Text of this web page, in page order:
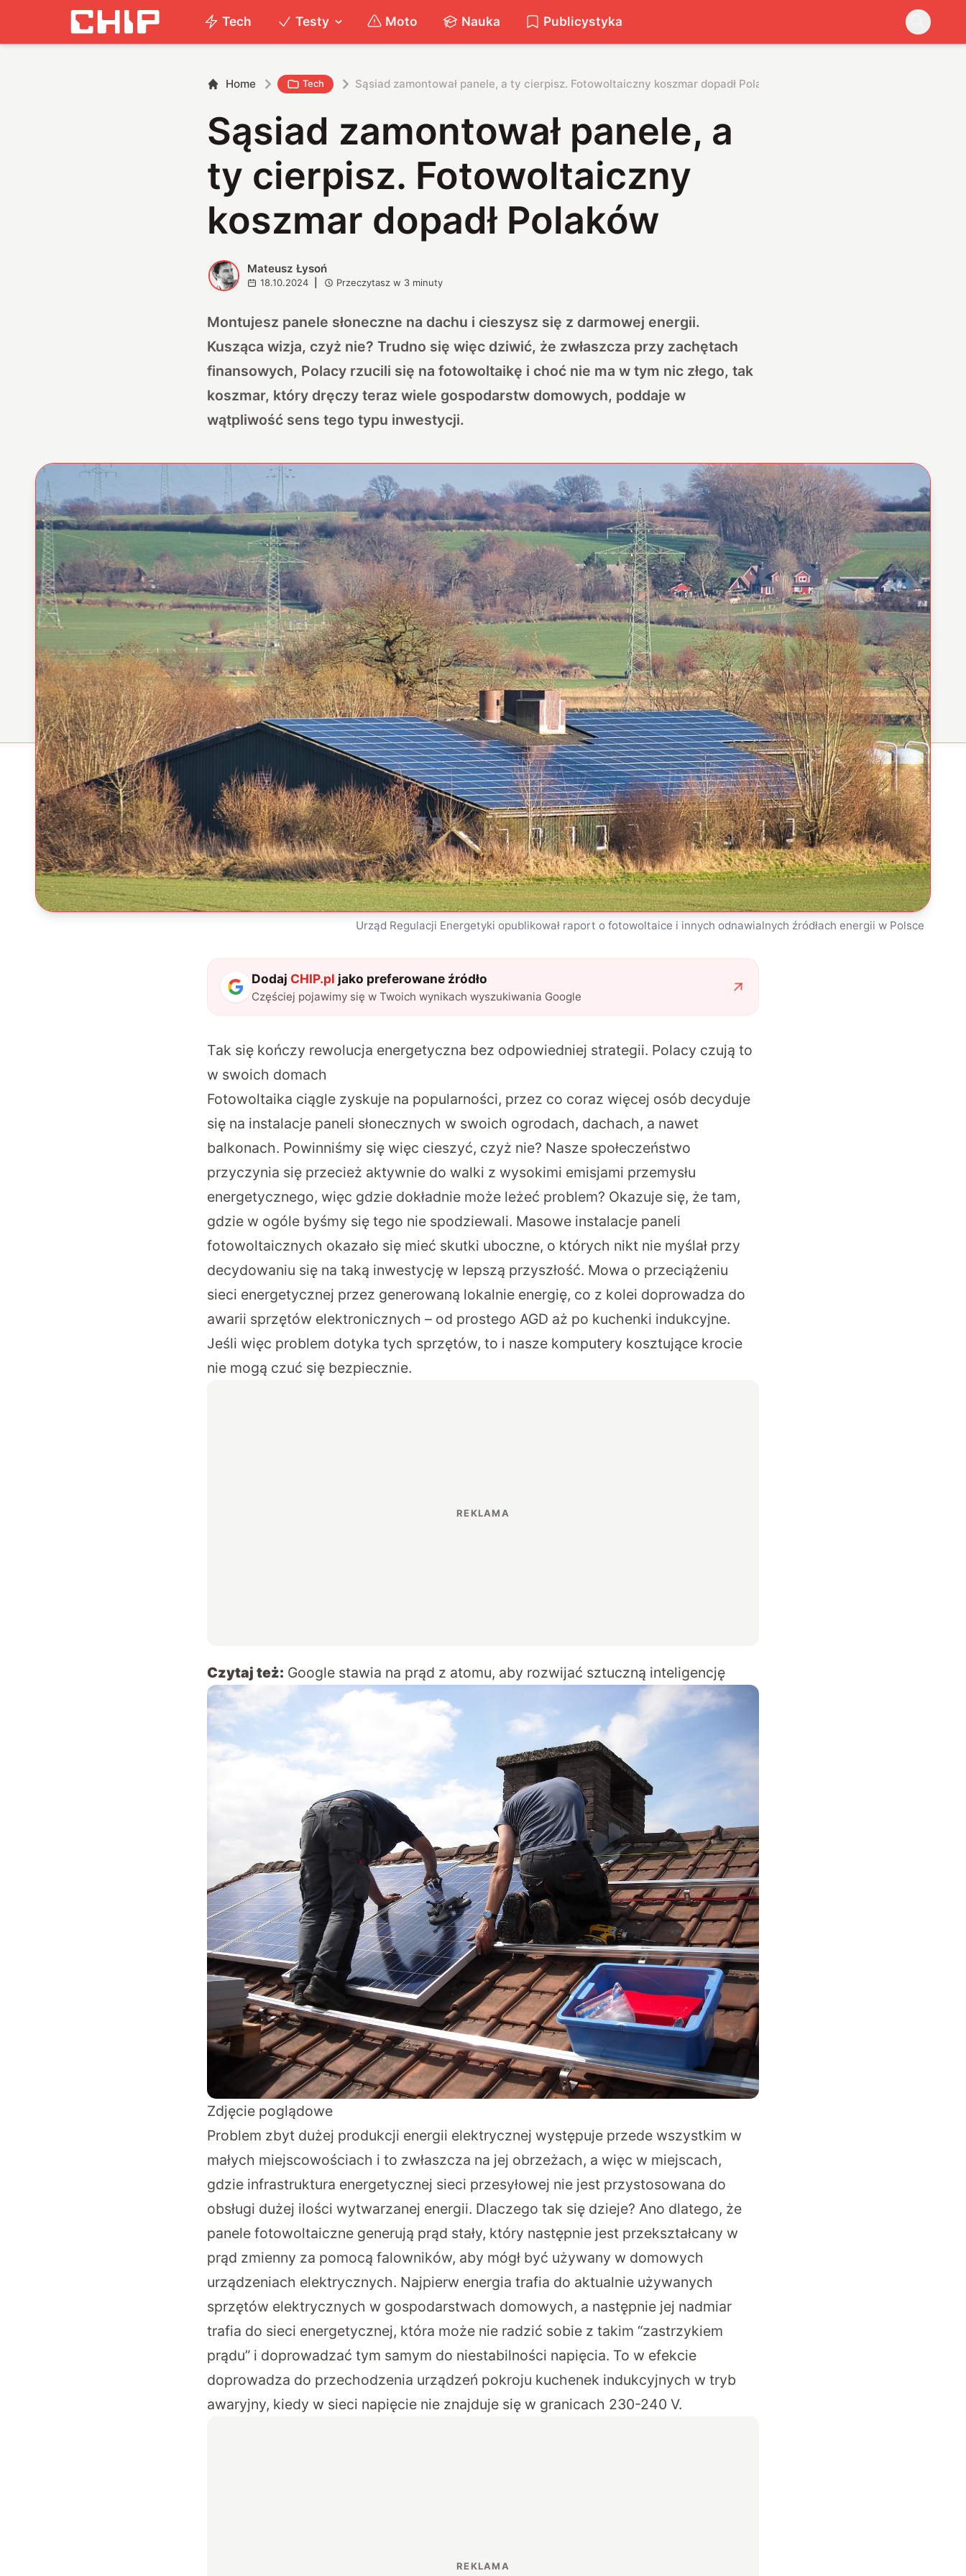
Tech Testy Moto Nauka Publicystyka
Home Tech Sąsiad zamontował panele, a ty cierpisz. Fotowoltaiczny koszmar dopadł Polaków
Sąsiad zamontował panele, a
ty cierpisz. Fotowoltaiczny
koszmar dopadł Polaków
M Mateusz Łysoń
18.10.2024 Przeczytasz w 3 minuty
Montujesz panele słoneczne na dachu i cieszysz się z darmowej energii.
Kusząca wizja, czyż nie? Trudno się więc dziwić, że zwłaszcza przy zachętach
finansowych, Polacy rzucili się na fotowoltaikę i choć nie ma w tym nic złego, tak
koszmar, który dręczy teraz wiele gospodarstw domowych, poddaje w
wątpliwość sens tego typu inwestycji.
Urząd Regulacji Energetyki opublikował raport o fotowoltaice i innych odnawialnych źródłach energii w Polsce
Dodaj CHIP.pl jako preferowane źródło
Częściej pojawimy się w Twoich wynikach wyszukiwania Google
Tak się kończy rewolucja energetyczna bez odpowiedniej strategii. Polacy czują to
w swoich domach
Fotowoltaika ciągle zyskuje na popularności, przez co coraz więcej osób decyduje
się na instalacje paneli słonecznych w swoich ogrodach, dachach, a nawet
balkonach. Powinniśmy się więc cieszyć, czyż nie? Nasze społeczeństwo
przyczynia się przecież aktywnie do walki z wysokimi emisjami przemysłu
energetycznego, więc gdzie dokładnie może leżeć problem? Okazuje się, że tam,
gdzie w ogóle byśmy się tego nie spodziewali. Masowe instalacje paneli
fotowoltaicznych okazało się mieć skutki uboczne, o których nikt nie myślał przy
decydowaniu się na taką inwestycję w lepszą przyszłość. Mowa o przeciążeniu
sieci energetycznej przez generowaną lokalnie energię, co z kolei doprowadza do
awarii sprzętów elektronicznych – od prostego AGD aż po kuchenki indukcyjne.
Jeśli więc problem dotyka tych sprzętów, to i nasze komputery kosztujące krocie
nie mogą czuć się bezpiecznie.
Czytaj też: Google stawia na prąd z atomu, aby rozwijać sztuczną inteligencję
Zdjęcie poglądowe
Problem zbyt dużej produkcji energii elektrycznej występuje przede wszystkim w
małych miejscowościach i to zwłaszcza na jej obrzeżach, a więc w miejscach,
gdzie infrastruktura energetycznej sieci przesyłowej nie jest przystosowana do
obsługi dużej ilości wytwarzanej energii. Dlaczego tak się dzieje? Ano dlatego, że
panele fotowoltaiczne generują prąd stały, który następnie jest przekształcany w
prąd zmienny za pomocą falowników, aby mógł być używany w domowych
urządzeniach elektrycznych. Najpierw energia trafia do aktualnie używanych
sprzętów elektrycznych w gospodarstwach domowych, a następnie jej nadmiar
trafia do sieci energetycznej, która może nie radzić sobie z takim “zastrzykiem
prądu” i doprowadzać tym samym do niestabilności napięcia. To w efekcie
doprowadza do przechodzenia urządzeń pokroju kuchenek indukcyjnych w tryb
awaryjny, kiedy w sieci napięcie nie znajduje się w granicach 230-240 V.